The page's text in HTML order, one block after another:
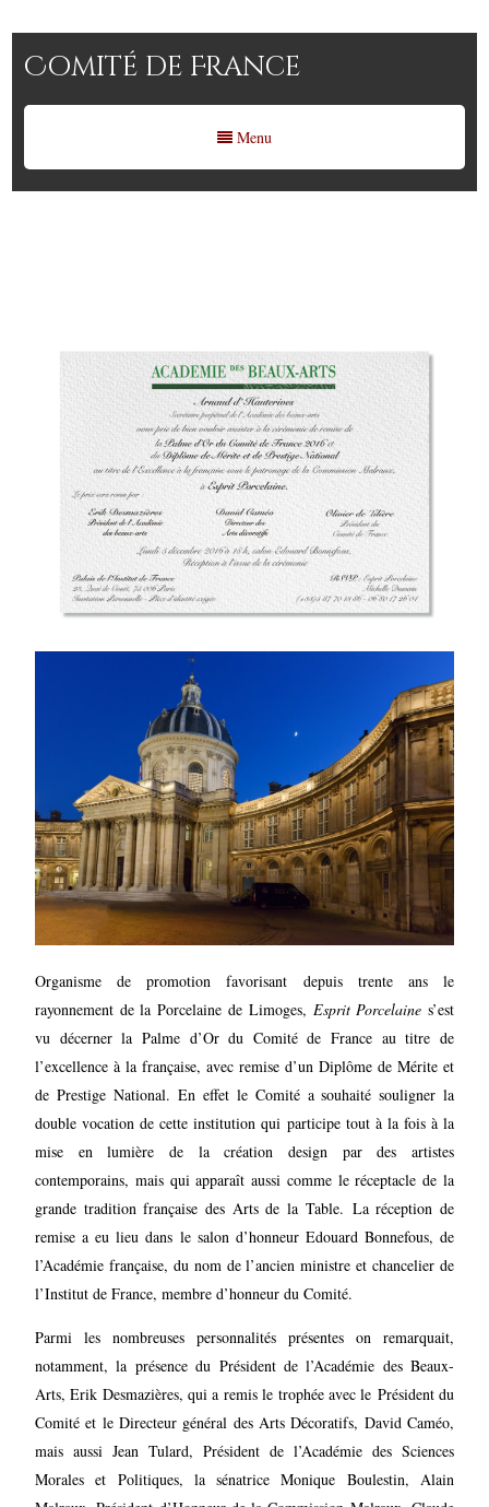
Comité de France
Menu
Organisme de promotion favorisant depuis trente ans le
rayonnement de la Porcelaine de Limoges, Esprit Porcelaine s’est
vu décerner la Palme d’Or du Comité de France au titre de
l’excellence à la française, avec remise d’un Diplôme de Mérite et
de Prestige National.En effet le Comité a souhaité souligner la
double vocation de cette institution qui participe tout à la fois à la
mise en lumière de la création design par des artistes
contemporains, mais qui apparaît aussi comme le réceptacle de la
grande tradition française des Arts de la Table. La réception de
remise a eu lieu dans le salon d’honneur Edouard Bonnefous, de
l’Académie française, du nom de l’ancien ministre et chancelier de
l’Institut de France, membre d’honneur du Comité.
Parmi les nombreuses personnalités présentes on remarquait,
notamment, la présence du Président de l’Académie des Beaux-
Arts, Erik Desmazières, qui a remis le trophée avec le Président du
Comité et le Directeur général des Arts Décoratifs, David Caméo,
mais aussi Jean Tulard, Président de l’Académie des Sciences
Morales et Politiques, la sénatrice Monique Boulestin, Alain